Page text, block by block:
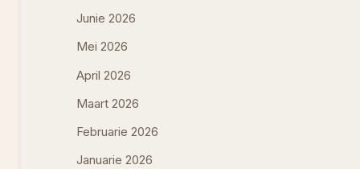
Junie 2026
Mei 2026
April 2026
Maart 2026
Februarie 2026
Januarie 2026